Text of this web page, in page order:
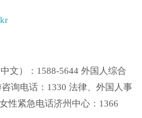
文）：1588-5644 外国人综合
询电话：1330 法律、外国人事
性紧急电话济州中心：1366